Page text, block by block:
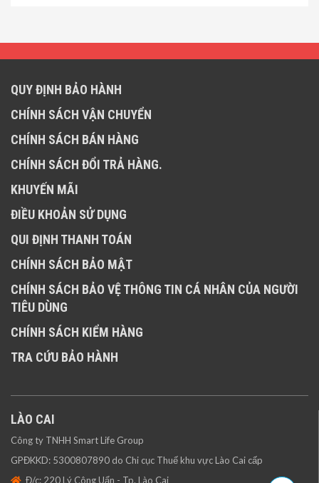
QUY ĐỊNH BẢO HÀNH
CHÍNH SÁCH VẬN CHUYỂN
CHÍNH SÁCH BÁN HÀNG
CHÍNH SÁCH ĐỔI TRẢ HÀNG.
KHUYẾN MÃI
ĐIỀU KHOẢN SỬ DỤNG
QUI ĐỊNH THANH TOÁN
CHÍNH SÁCH BẢO MẬT
CHÍNH SÁCH BẢO VỆ THÔNG TIN CÁ NHÂN CỦA NGƯỜI
TIÊU DÙNG
CHÍNH SÁCH KIỂM HÀNG
TRA CỨU BẢO HÀNH
LÀO CAI
Công ty TNHH Smart Life Group
GPĐKKD: 5300807890 do Chi cục Thuế khu vực Lào Cai cấp
Đ/c: 220 Lý Công Uẩn - Tp. Lào Cai